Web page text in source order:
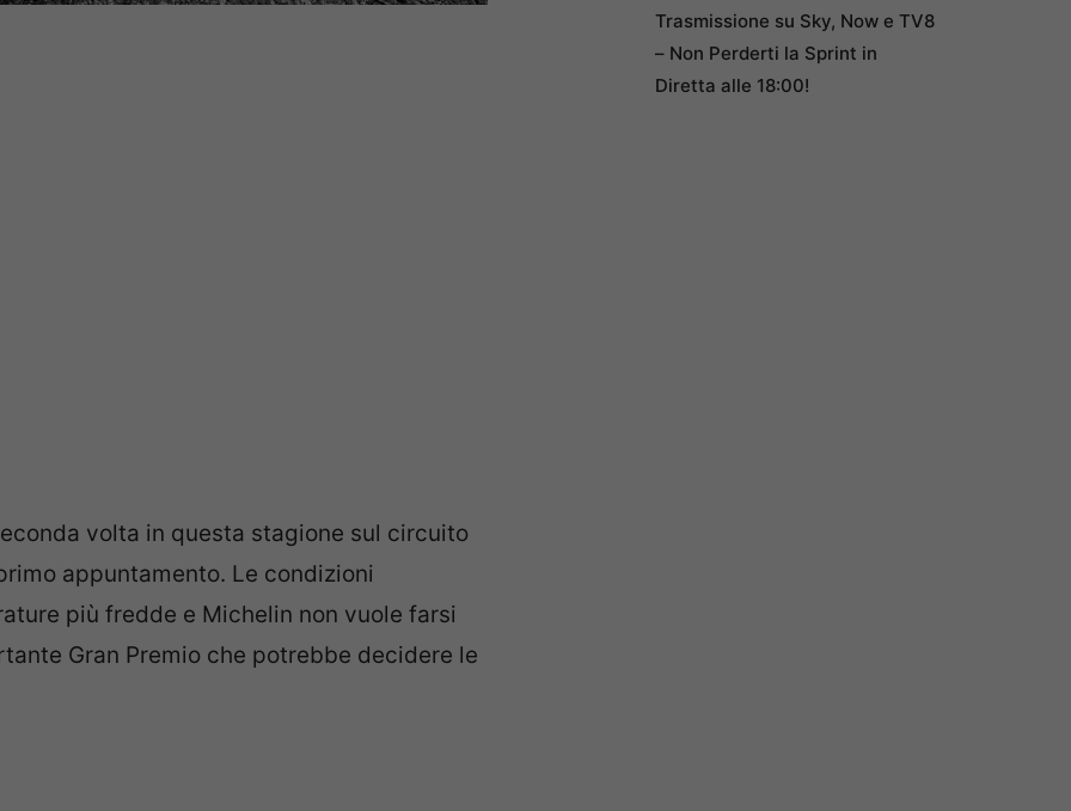
volta in questa stagione sul circuito
appuntamento. Le condizioni
più fredde e Michelin non vuole farsi
Gran Premio che potrebbe decidere le
Trasmissione su Sky, Now e TV8
– Non Perderti la Sprint in
Diretta alle 18:00!